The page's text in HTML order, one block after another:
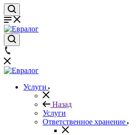
Услуги
Назад
Услуги
Ответственное хранение